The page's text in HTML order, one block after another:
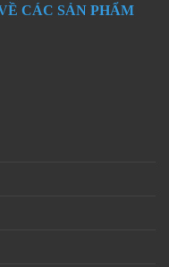
CÁC SẢN PHẨM